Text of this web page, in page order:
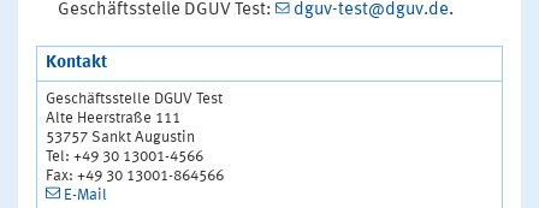
Geschäftsstelle DGUV Test:
dguv-test@dguv.de.
Kontakt
Geschäftsstelle DGUV Test
Alte Heerstraße 111
53757 Sankt Augustin
Tel: +49 30 13001-4566
Fax: +49 30 13001-864566
E-Mail